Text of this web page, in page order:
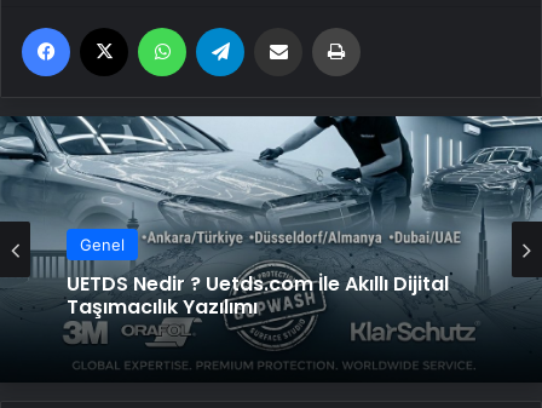
Facebook WhatsApp Email'den paylaş
Genel
Genel
Yeni Dünya Düzensizliği Çağında Türk Dış
Politikası ve Hakan Fidan Faktörü